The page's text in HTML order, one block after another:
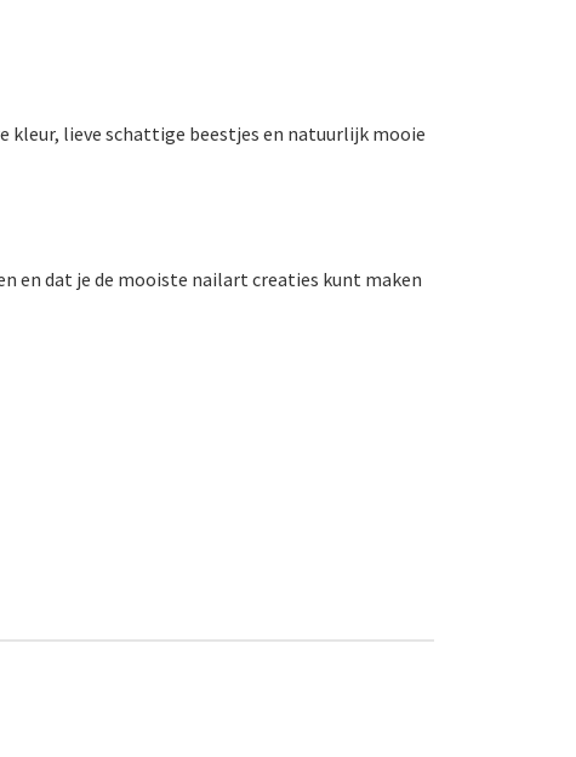
kleur, lieve schattige beestjes en natuurlijk mooie
en dat je de mooiste nailart creaties kunt maken